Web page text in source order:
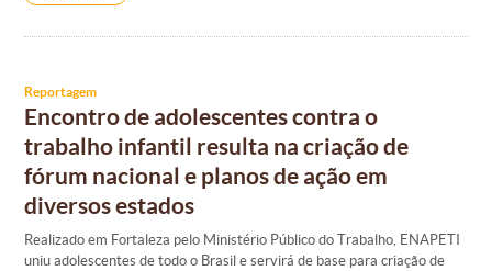
Reportagem
Encontro de adolescentes contra o
trabalho infantil resulta na criação de
fórum nacional e planos de ação em
diversos estados
Realizado em Fortaleza pelo Ministério Público do Trabalho, ENAPETI
uniu adolescentes de todo o Brasil e servirá de base para criação de